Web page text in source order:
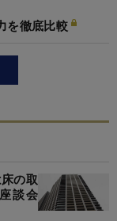
を徹底比較
の取
談会